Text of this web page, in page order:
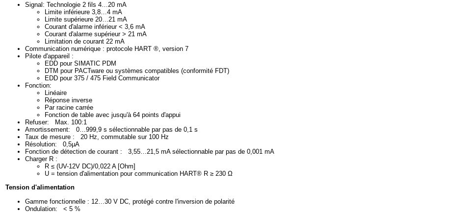
Signal: Technologie 2 fils 4…20 mA
Limite inférieure 3,8…4 mA
Limite supérieure 20…21 mA
Courant d'alarme inférieur < 3,6 mA
Courant d'alarme supérieur > 21 mA
Limitation de courant 22 mA
Communication numérique : protocole HART ®, version 7
Pilote d'appareil :
EDD pour SIMATIC PDM
DTM pour PACTware ou systèmes compatibles (conformité FDT)
EDD pour 375 / 475 Field Communicator
Fonction:
Linéaire
Réponse inverse
Par racine carrée
Fonction de table avec jusqu'à 64 points d'appui
Refuser: Max. 100:1
Amortissement: 0…999,9 s sélectionnable par pas de 0,1 s
Taux de mesure : 20 Hz, commutable sur 100 Hz
Résolution: 0,5µA
Fonction de détection de courant : 3,55…21,5 mA sélectionnable par pas de 0,001 mA
Charger R :
R ≤ (UV-12V DC)/0,022 A [Ohm]
U = tension d'alimentation pour communication HART® R ≥ 230 Ω
Tension d'alimentation
Gamme fonctionnelle : 12…30 V DC, protégé contre l'inversion de polarité
Ondulation: < 5 %